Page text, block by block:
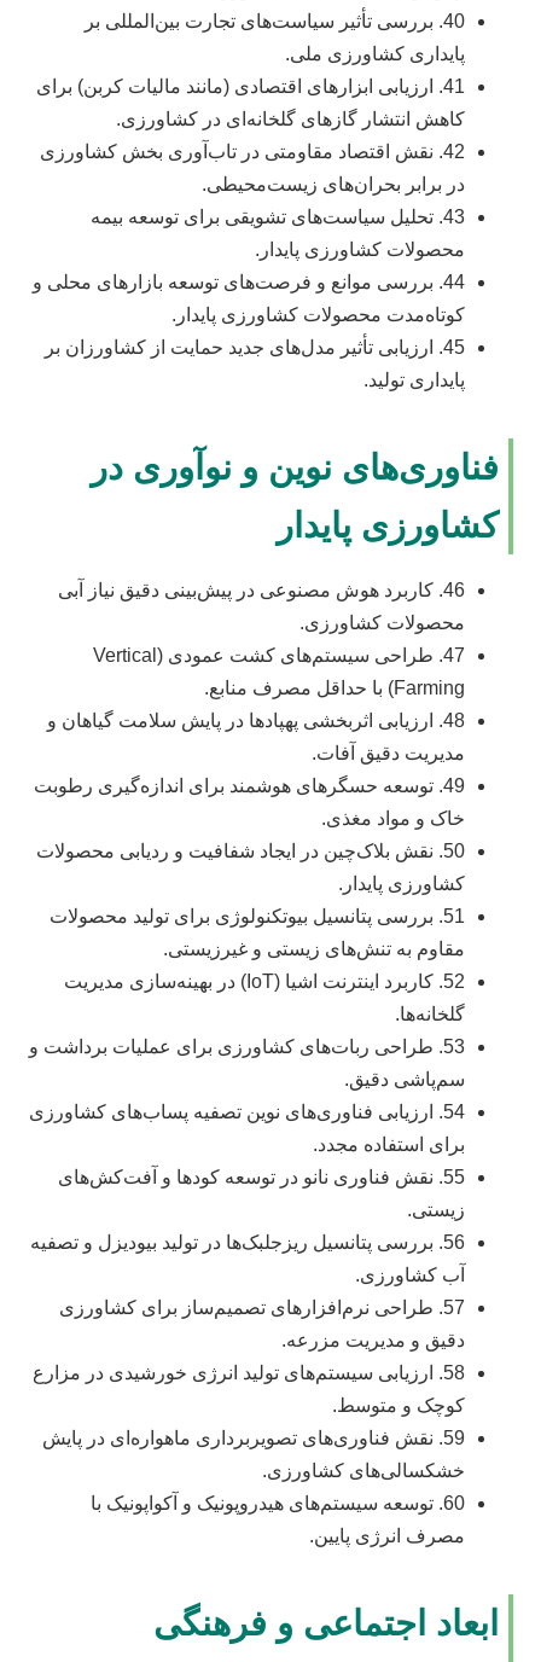
40. بررسی تأثیر سیاست‌های تجارت بین‌المللی بر
پایداری کشاورزی ملی.
41. ارزیابی ابزارهای اقتصادی (مانند مالیات کربن) برای
کاهش انتشار گازهای گلخانه‌ای در کشاورزی.
42. نقش اقتصاد مقاومتی در تاب‌آوری بخش کشاورزی
در برابر بحران‌های زیست‌محیطی.
43. تحلیل سیاست‌های تشویقی برای توسعه بیمه
محصولات کشاورزی پایدار.
44. بررسی موانع و فرصت‌های توسعه بازارهای محلی و
کوتاه‌مدت محصولات کشاورزی پایدار.
45. ارزیابی تأثیر مدل‌های جدید حمایت از کشاورزان بر
پایداری تولید.
فناوری‌های نوین و نوآوری در
کشاورزی پایدار
46. کاربرد هوش مصنوعی در پیش‌بینی دقیق نیاز آبی
محصولات کشاورزی.
47. طراحی سیستم‌های کشت عمودی (Vertical
Farming) با حداقل مصرف منابع.
48. ارزیابی اثربخشی پهپادها در پایش سلامت گیاهان و
مدیریت دقیق آفات.
49. توسعه حسگرهای هوشمند برای اندازه‌گیری رطوبت
خاک و مواد مغذی.
50. نقش بلاک‌چین در ایجاد شفافیت و ردیابی محصولات
کشاورزی پایدار.
51. بررسی پتانسیل بیوتکنولوژی برای تولید محصولات
مقاوم به تنش‌های زیستی و غیرزیستی.
52. کاربرد اینترنت اشیا (IoT) در بهینه‌سازی مدیریت
گلخانه‌ها.
53. طراحی ربات‌های کشاورزی برای عملیات برداشت و
سم‌پاشی دقیق.
54. ارزیابی فناوری‌های نوین تصفیه پساب‌های کشاورزی
برای استفاده مجدد.
55. نقش فناوری نانو در توسعه کودها و آفت‌کش‌های
زیستی.
56. بررسی پتانسیل ریزجلبک‌ها در تولید بیودیزل و تصفیه
آب کشاورزی.
57. طراحی نرم‌افزارهای تصمیم‌ساز برای کشاورزی
دقیق و مدیریت مزرعه.
58. ارزیابی سیستم‌های تولید انرژی خورشیدی در مزارع
کوچک و متوسط.
59. نقش فناوری‌های تصویربرداری ماهواره‌ای در پایش
خشکسالی‌های کشاورزی.
60. توسعه سیستم‌های هیدروپونیک و آکواپونیک با
مصرف انرژی پایین.
ابعاد اجتماعی و فرهنگی